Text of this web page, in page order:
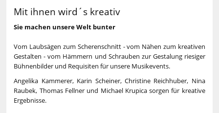
Mit ihnen wird´s kreativ
Sie machen unsere Welt bunter
Vom Laubsägen zum Scherenschnitt - vom Nähen zum kreativen
Gestalten - vom Hämmern und Schrauben zur Gestalung riesiger
Bühnenbilder und Requisiten für unsere Musikevents.
Angelika Kammerer, Karin Scheiner, Christine Reichhuber, Nina
Raubek, Thomas Fellner und Michael Krupica sorgen für kreative
Ergebnisse.